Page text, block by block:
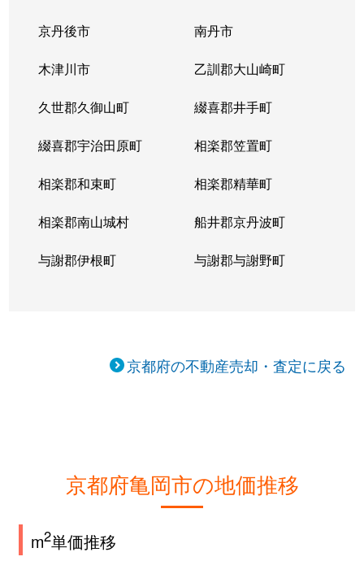
京丹後市 南丹市
木津川市 乙訓郡大山崎町
久世郡久御山町 綴喜郡井手町
綴喜郡宇治田原町 相楽郡笠置町
相楽郡和束町 相楽郡精華町
相楽郡南山城村 船井郡京丹波町
与謝郡伊根町 与謝郡与謝野町
京都府の不動産売却・査定に戻る
京都府亀岡市の地価推移
m2単価推移